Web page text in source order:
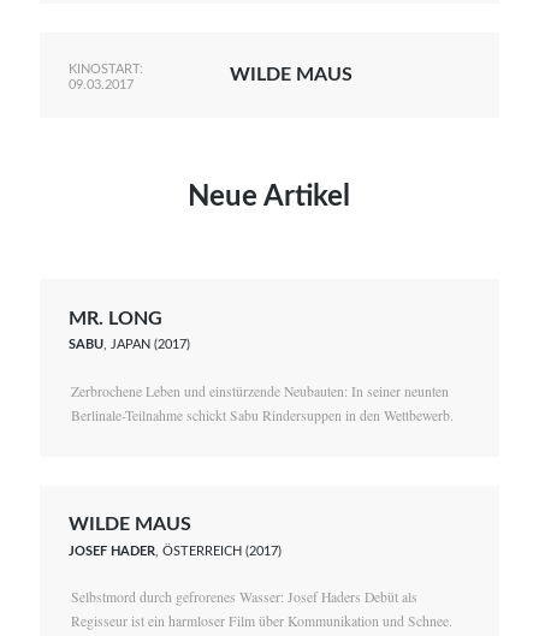
KINOSTART:
09.03.2017
WILDE MAUS
Neue Artikel
MR. LONG
SABU, JAPAN (2017)
Zerbrochene Leben und einstürzende Neubauten: In seiner neunten
Berlinale-Teilnahme schickt Sabu Rindersuppen in den Wettbewerb.
WILDE MAUS
JOSEF HADER , ÖSTERREICH (2017)
Selbstmord durch gefrorenes Wasser: Josef Haders Debüt als
Regisseur ist ein harmloser Film über Kommunikation und Schnee.